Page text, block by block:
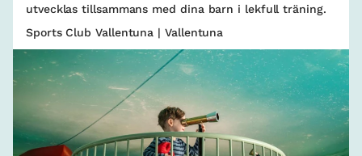
utvecklas tillsammans med dina barn i lekfull träning.
Sports Club Vallentuna | Vallentuna